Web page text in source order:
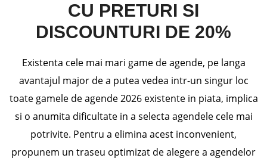
CU PRETURI SI
DISCOUNTURI DE 20%
Existenta cele mai mari game de agende, pe langa
avantajul major de a putea vedea intr-un singur loc
toate gamele de agende 2026 existente in piata, implica
si o anumita dificultate in a selecta agendele cele mai
potrivite. Pentru a elimina acest inconvenient,
propunem un traseu optimizat de alegere a agendelor